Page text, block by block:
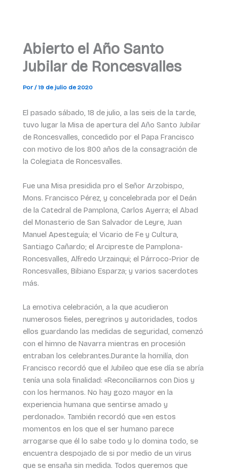
Abierto el Año Santo
Jubilar de Roncesvalles
Por /19 de julio de 2020
El pasado sábado, 18 de julio, a las seis de la tarde,
tuvo lugar la Misa de apertura del Año Santo Jubilar
de Roncesvalles, concedido por el Papa Francisco
con motivo de los 800 años de la consagración de
la Colegiata de Roncesvalles.
Fue una Misa presidida pro el Señor Arzobispo,
Mons. Francisco Pérez, y concelebrada por el Deán
de la Catedral de Pamplona, Carlos Ayerra; el Abad
del Monasterio de San Salvador de Leyre, Juan
Manuel Apesteguía; el Vicario de Fe y Cultura,
Santiago Cañardo; el Arcipreste de Pamplona-
Roncesvalles, Alfredo Urzainqui; el Párroco-Prior de
Roncesvalles, Bibiano Esparza; y varios sacerdotes
más.
La emotiva celebración, a la que acudieron
numerosos fieles, peregrinos y autoridades, todos
ellos guardando las medidas de seguridad, comenzó
con el himno de Navarra mientras en procesión
entraban los celebrantes.Durante la homilía, don
Francisco recordó que el Jubileo que ese día se abría
tenía una sola finalidad: «Reconciliarnos con Dios y
con los hermanos. No hay gozo mayor en la
experiencia humana que sentirse amado y
perdonado». También recordó que «en estos
momentos en los que el ser humano parece
arrogarse que él lo sabe todo y lo domina todo, se
encuentra despojado de si por medio de un virus
que se ensaña sin medida. Todos queremos que